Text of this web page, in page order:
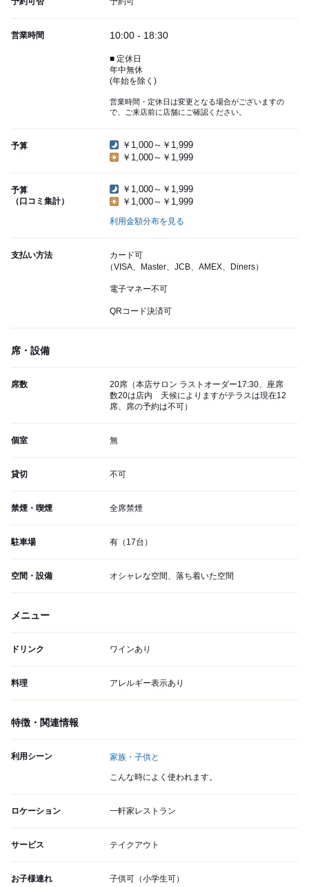
営業時間 10:00 - 18:30
■ 定休日
年中無休
(年始を除く)
営業時間・定休日は変更となる場合がございますの
で、ご来店前に店舗にご確認ください。
予算
￥1,000～￥1,999
￥1,000～￥1,999
予算
（口コミ集計）
￥1,000～￥1,999
￥1,000～￥1,999
利用金額分布を見る
支払い方法
カード可
（VISA、Master、JCB、AMEX、Diners）
電子マネー不可
QRコード決済可
席・設備
席数
20席（本店サロン ラストオーダー17:30、座席
数20は店内 天候によりますがテラスは現在12
席、席の予約は不可）
個室 無
貸切 不可
禁煙・喫煙 全席禁煙
駐車場 有（17台）
空間・設備 オシャレな空間、落ち着いた空間
メニュー
ドリンク ワインあり
料理 アレルギー表示あり
特徴・関連情報
利用シーン 家族・子供と
こんな時によく使われます。
ロケーション 一軒家レストラン
サービス テイクアウト
お子様連れ 子供可（小学生可）